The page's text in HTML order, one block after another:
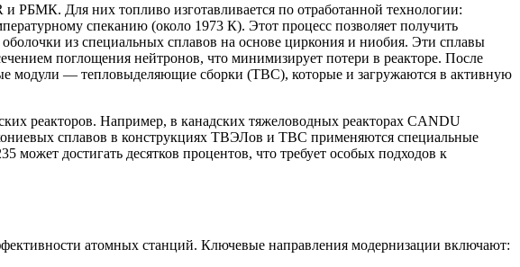
РБМК. Для них топливо изготавливается по отработанной технологии:
спеканию (около 1973 К). Этот процесс позволяет получить
из специальных сплавов на основе циркония и ниобия. Эти сплавы
поглощения нейтронов, что минимизирует потери в реакторе. После
модули — тепловыделяющие сборки (ТВС), которые и загружаются в активную
реакторов. Например, в канадских тяжеловодных реакторах CANDU
сплавов в конструкциях ТВЭЛов и ТВС применяются специальные
может достигать десятков процентов, что требует особых подходов к
атомных станций. Ключевые направления модернизации включают: